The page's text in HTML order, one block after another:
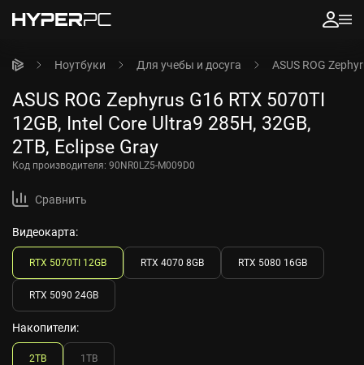
Ноутбуки Для учебы и досуга ASUS ROG
ASUS ROG Zephyrus G16 RTX 5070TI
12GB, Intel Core Ultra9 285H, 32GB,
2TB, Eclipse Gray
Код производителя: 90NR0LZ5-M009D0
Сравнить
Видеокарта:
RTX 5070TI 12GB RTX 4070 8GB RTX 5080 16GB
RTX 5090 24GB
Накопители:
2TB 1TB